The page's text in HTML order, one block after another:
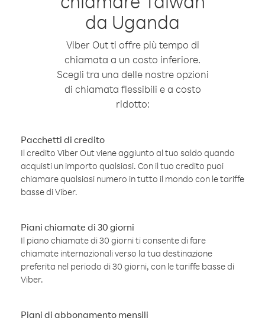
da Uganda
Viber Out ti offre più tempo di
chiamata a un costo inferiore.
Scegli tra una delle nostre opzioni
di chiamata flessibili e a costo
ridotto:
Pacchetti di credito
Il credito Viber Out viene aggiunto al tuo saldo quando
acquisti un importo qualsiasi. Con il tuo credito puoi
chiamare qualsiasi numero in tutto il mondo con le tariffe
basse di Viber.
Piani chiamate di 30 giorni
Il piano chiamate di 30 giorni ti consente di fare
chiamate internazionali verso la tua destinazione
preferita nel periodo di 30 giorni, con le tariffe basse di
Viber.
Piani di abbonamento mensili